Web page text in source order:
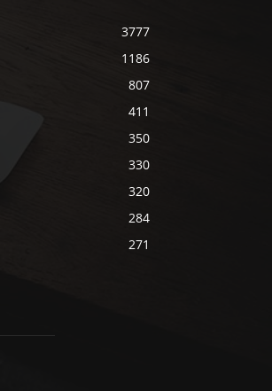
3777
1186
807
411
350
330
320
284
271